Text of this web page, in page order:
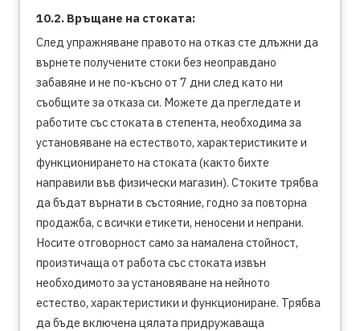
10.2. Връщане на стоката:
След упражняване правото на отказ сте длъжни да
върнете получените стоки без неоправдано
забавяне и не по-късно от 7 дни след като ни
съобщите за отказа си. Можете да прегледате и
работите със стоката в степента, необходима за
установяване на естеството, характеристиките и
функционирането на стоката (както бихте
направили във физически магазин). Стоките трябва
да бъдат върнати в състояние, годно за повторна
продажба, с всички етикети, неносени и непрани.
Носите отговорност само за намалена стойност,
произтичаща от работа със стоката извън
необходимото за установяване на нейното
естество, характеристики и функциониране. Трябва
да бъде включена цялата придружаваща